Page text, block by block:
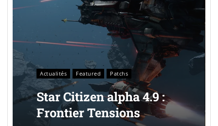
Actualités Featured Patchs
Star Citizen alpha 4.9 :
Frontier Tensions